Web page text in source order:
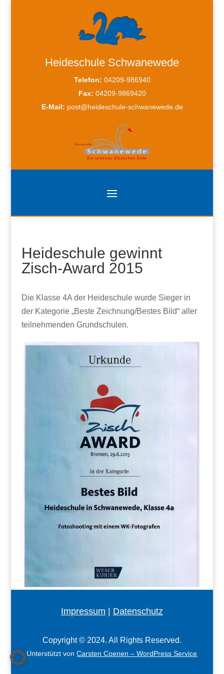
Heideschule Schwanewede
Telefon: 04209-986940
Fax: 04209-9869420
E-Mail: post@heideschule-schwanewede.de
Heideschule gewinnt
Zisch-Award 2015
Die Klasse 4A der Heideschule wurde Sieger in
der Kategorie „Beste Zeichnung/Bestes Bild“ aller
teilnehmenden Grundschulen.
Impressum | Datenschutz
Copyright © 2024. All Rights Reserved.
Unterstützt vonCarsten Coenen – WordPress Service